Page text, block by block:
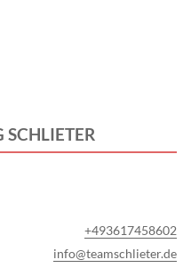
+493617458602
info@teamschlieter.de